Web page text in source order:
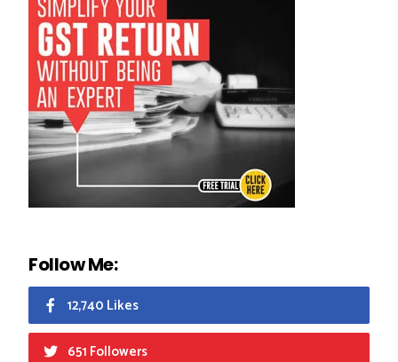
Follow Me:
12,740 Likes
651 Followers